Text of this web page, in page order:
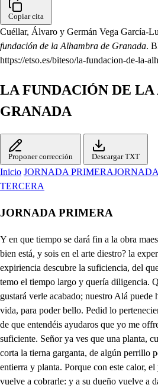
Copiar cita
Cuéllar, Álvaro y Germán Vega García-
fundación de la Alhambra de Granada.
https://etso.es/biteso/la-fundacion-de-la-
LA FUNDACIÓN DE
GRANADA
Proponer corrección Descargar TXT
Inicio JORNADA PRIMERA
TERCERA
JORNADA PRIMERA
Y en que tiempo se dará fin a la obra maestro. en trienta años, Rey, bien está, y sois en el arte diestro? la experiencia lo dirá. Si dirá, que la expiriencia descubre la suficiencia, del que se pone a algún cargo, pero temo el tiempo largo y quería diligencia. Qué un edificio tan bello gustará verle acabado; nuestro Alá puede hacerlo, pidile tú con cuidado vida, para poder bello. Pedid lo perteneciente y haced lista de la gente, de que entendéis ayudaros que yo me offresco de daros, el material suficiente. Señor ya ves que una planta, cuando la ve antiga el dueño, corta la tierna garganta, de algún perrillo pequeño y en sus pies la entierra y planta. Porque con este calor, el ya perdido valor, de nuevo vuelve a cobrarle: y a su dueño vuelve a dalle, abundante fruto, y flor. Eso es ya negoceo llano, satisfaced vuestro intento que a vuestro gusto me allano: señor para este cimento quiero un perrillo Cristiano, Busquéseme con presteza, que cortada la cabeza, en el fozo se pondrá, y desde allí le dará valor ala fortaleza. Porque nesta nación santa de estos que adoran a Cristo y sus banderas llevanta un ardiente fuego he visto que a la esfera se adelanta. Y así señor es mi intento que al pie del hondo cimiento, un Cristiano se pusiese, que de perro le serviese al edeficio oppulente. Bien claro se hecha de ver que nel dicir y el hacer, es vuestra persona sabia: eso, y el Pénix de Arabia se os dará, si es menestar. Benzoraque está en palacio que en este punto llego, sabéis cuanto le amo yo, y dicisle tan despacios. Turbado estoy de contento, salgamose a recibir: notemo; aque salir que ya entra en tu aposento. Caro amigo, Bezo mi señor los pies me da que los bele, alzaos que se os los diese perderí de mi honor. (cio Venis bueno? Ben a tu servi- y quédalo el Rey también? Dien,. Y hízolo bie con vos? . bien con razón le estoy propicio. El lugar allo revuelto, y lleno de materiales llevantas obras reales? allareisme en obra envuelto. Aumento esta fortaleza que mis pasados labraron, que claro en ello mostraron título de su grandeza Ducentos años y más ha que quisieran labrarla, y yo quiero amplificarla por gusto mío no más. Será tu fama estencida E entre mil naciones varias; al menos me dará parías, el Cristiano a quien las pida, Digos el Rey carte? Be. aquestí, le he y veré qué responde, bien se yo que corresponde a la tuya en su repuesta. Ocho caballos te traigo los mejores que el tenía, Siempre erloque el Rey me enví en afrenta con el caigo, Que un presente que le hice (pequeño también lo paga, no se en que le satísfaga le he y veré lo que dice. CARTA El Rey dón Fernando d este nombre tercero, Grande nobleza de Rey todo mi Reino le diera y mi vida le offreciera por verle guardar mi ley. Saber quiere antiguidades propiedad de hombre estudioso es por extremo curioso de saber curiosidades. Vos no supistes dicirle, del modo que aquesto fue? señor como no lo sé, de nada le satisfice. Pues escrebirseleha la relación que es muy justo y por ser cunto de gusto quiero contarlo, escuchad. pues s : d , de , El entendimiento estriva cuento es dino de memoria, la relación de esta historia es bien que al Rey se escriba. Que gustara sumamente como por la suya escribe, extraño gusto recibe de estas cosas, Res prudente. Regalos para las damas le traeréis de por allá? señor bien sabes tu ya que no me abrasan sus llamas. Ni traigo Dios me es testigo! si no un pequeño Cristiano, que vino alegre y viano de vinir acá comigo. Tómome tal voluntad que me rogo le trujese, para que la ciudad viese de qué años es su edad? De cuatro, hase menester? gran temor mi alma cobra si para esa nueva obra que ahora mando hacer. Que es sangre que bulle y yerbe y así quiero que el cimiento le sirva de enterramiento para que el muro conserve. Suplícote no premitas que tal se aga señor, que pierde mucho mi honor si tu ahora me le quitas. De que manera dicid, sera bueno que Fernando, diga que en aquesto ando y que a otra cosa no fui, pues supo el Rey que venía ese muchacho con vos? misericordioso Dios tu fancto auxilio me envía, Súpolo el Rey como yo pues escrebírsele ha, que antes de llegar acá el muchacho se volvió. Ese os daba pesadumbre? y me le da por extremo, que de este dilicto temo que se ha de allarrasto o lumbre, Que cuando se calle más lo dirá la tierra propia: , aura encima tanta copia que no lo diga ya más. Si yo pretendo cubrillo, con mayor montón de tierra, que la mitad de esta sierra como podrá descubrillo. Y a tú lo que digo entiendes detén la tienda a tu gusto, y advierte que no es justo hacer eso que pretende? Que ha días que voy y vengo, a la tierra y patria suya: no se aque me lo atrevuya quitarme el gusto que tengo. Escucha señor. Ra oícid no hagas tan grande yerro , cansáis os en baño, Baperto véngeme el cielo de ti. Ya doña Juana de Luna con sorte mía y señora, ha llegado el tiempo y hota do nos divide fortuna. Ocho annos ha que Fernando Rey vuestro me baptizo, y por esposa os me dio su nombre y fama aumentando. Mi hijo y vuestro me truje, sin que pudiésedes bello: diréis que quise traello y que con él me reduje. Y que con él me partí de Dios mi alma olvidada, y que cual piedra arrojada a mi centro me volví. Acuerdome cierto día en que me dijistes vos, que daba afliciones Dios a siernos que más quería. Y que cuando yo me viese de alguna de ellas aflito, con alma y pecho contrito a Dios mi llanto ofreciese. Quiero pues en este paso ayudarme de este bien, y offrecer pena aquíen sabe con cuanta la paso. Señor pues en vos confío aquesta aflición que siento, sírvame de algún descuento para el largo alcanze mío. Y si a pediros me atrevo tan sunmo bien como invoco es por ver que pedís poco para lo mucho que os debo Vos inocente sufri del cuchillo el rigor duro, que padre amparo y escudo ya no le tenéis en mí. Pues para que hice el bien que en mi alma resplandece buen encuentro se me offrece malas lanzadas te den. Benzoraque, B. qué me quieres? ya se que sabes mi nombre, que aún no quieres que te nombre nombrame cuanto quisieres, Pero no donde yo esté porque me ofende tu trato como Benzoraque ingrato que tan mal tratas mi fe. or se la ten pues que te quiere, y sabes que me prefiere en calidad, y valor. Y déjame que bien sabes que